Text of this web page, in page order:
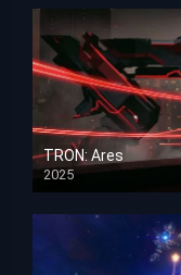
TRON: Ares
2025
HD 1080p